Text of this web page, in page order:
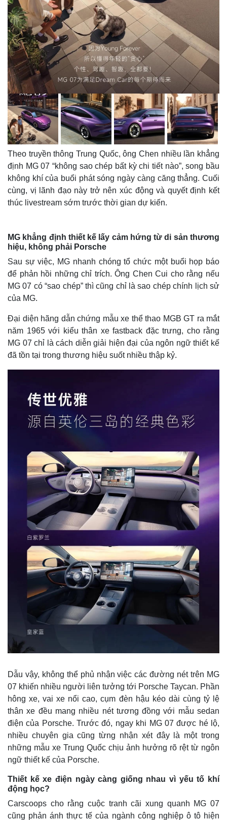
Thế giới
Cuộc sống đó đây
Hồ sơ
Multimedia
Video
Ảnh
E-Magazine
Infographic
Theo truyền thông Trung Quốc, ông Chen nhiều lần khẳng
định MG 07 “không sao chép bất kỳ chi tiết nào”, song bầu
không khí của buổi phát sóng ngày càng căng thẳng. Cuối
cùng, vị lãnh đạo này trở nên xúc động và quyết định kết
thúc livestream sớm trước thời gian dự kiến.
MG khẳng định thiết kế lấy cảm hứng từ di sản thương
hiệu, không phải Porsche
Sau sự việc, MG nhanh chóng tổ chức một buổi họp báo
để phản hồi những chỉ trích. Ông Chen Cui cho rằng nếu
MG 07 có “sao chép” thì cũng chỉ là sao chép chính lịch sử
của MG.
Đại diện hãng dẫn chứng mẫu xe thể thao MGB GT ra mắt
năm 1965 với kiểu thân xe fastback đặc trưng, cho rằng
MG 07 chỉ là cách diễn giải hiện đại của ngôn ngữ thiết kế
đã tồn tại trong thương hiệu suốt nhiều thập kỷ.
Dẫu vậy, không thể phủ nhận việc các đường nét trên MG
07 khiến nhiều người liên tưởng tới Porsche Taycan. Phần
hông xe, vai xe nổi cao, cụm đèn hậu kéo dài cùng tỷ lệ
thân xe đều mang nhiều nét tương đồng với mẫu sedan
điện của Porsche. Trước đó, ngay khi MG 07 được hé lộ,
nhiều chuyên gia cũng từng nhận xét đây là một trong
những mẫu xe Trung Quốc chịu ảnh hưởng rõ rệt từ ngôn
ngữ thiết kế của Porsche.
Thiết kế xe điện ngày càng giống nhau vì yếu tố khí
động học?
Carscoops cho rằng cuộc tranh cãi xung quanh MG 07
cũng phản ánh thực tế của ngành công nghiệp ô tô hiện